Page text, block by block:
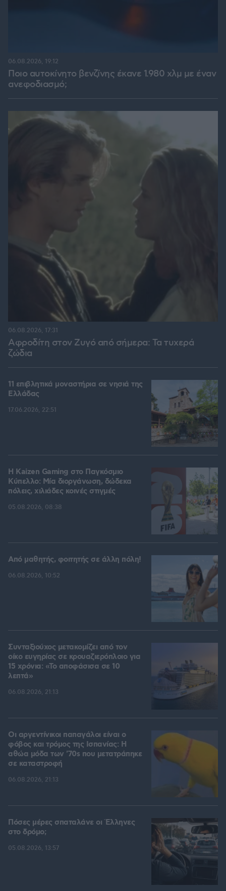
Ποιο αυτοκίνητο βενζίνης έκανε 1.980 χλμ με έναν
ανεφοδιασμό;
06.08.2026, 19:12
Αφροδίτη στον Ζυγό από σήμερα: Τα τυχερά
ζώδια
06.08.2026, 17:31
11 επιβλητικά μοναστήρια σε νησιά της
Ελλάδας
17.06.2026, 22:51
H Kaizen Gaming στο Παγκόσμιο
Kύπελλο: Μία διοργάνωση, δώδεκα
πόλεις, χιλιάδες κοινές στιγμές
05.08.2026, 08:38
Από μαθητής, φοιτητής σε άλλη πόλη!
06.08.2026, 10:52
Συνταξιούχος μετακομίζει από τον
οίκο ευγηρίας σε κρουαζιερόπλοιο για
15 χρόνια: «Το αποφάσισα σε 10
λεπτά»
06.08.2026, 21:13
Οι αργεντίνικοι παπαγάλοι είναι ο
φόβος και τρόμος της Ισπανίας: Η
αθώα μόδα των '70s που μετατράπηκε
σε καταστροφή
06.08.2026, 21:13
Πόσες μέρες σπαταλάνε οι Έλληνες
στο δρόμο;
05.08.2026, 13:57